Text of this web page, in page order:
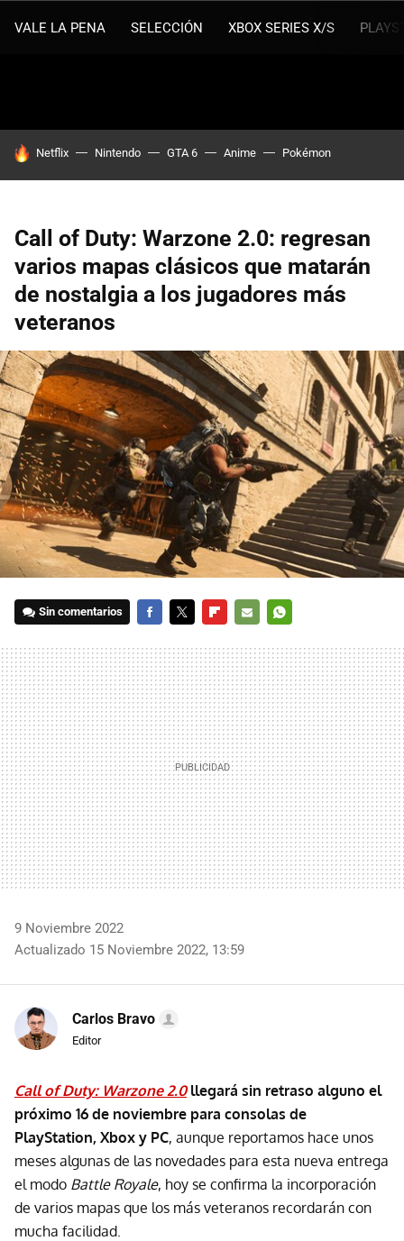
VALE LA PENA SELECCIÓN XBOX SERIES X/S
HOY SE HABLA DE
Netflix Nintendo GTA 6 Anime Pokémon
Call of Duty: Warzone 2.0: regresan
varios mapas clásicos que matarán
de nostalgia a los jugadores más
veteranos
Sin comentarios
MAIL
9 Noviembre 2022
Actualizado 15 Noviembre 2022, 13:59
Carlos Bravo
Editor
Call of Duty: Warzone 2.0llegará sin retraso alguno el
próximo 16 de noviembre para consolas de
PlayStation, Xbox y PC, aunque reportamos hace unos
meses algunas de las novedades para esta nueva entrega
el modo Battle Royale, hoy se confirma la incorporación
de varios mapas que los más veteranos recordarán con
mucha facilidad.